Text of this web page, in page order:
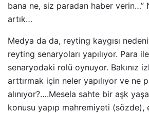
bana ne, siz paradan haber verin…”
artık…
Medya da da, reyting kaygısı
reyting senaryoları yapılıyor. Para
senaryodaki rolü oynuyor. Bakınız
arttırmak için neler yapılıyor ve ne
alınıyor?….Mesela sahte bir aşk
konusu yapıp mahremiyeti (sözde),